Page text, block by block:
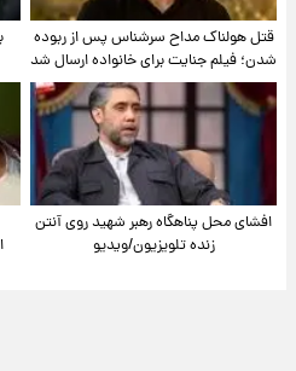
قتل هولناک مداح سرشناس پس از ربوده
شدن؛ فیلم جنایت برای خانواده ارسال شد
افشای محل پناهگاه‌ رهبر شهید روی آنتن
زنده تلویزیون/ویدیو